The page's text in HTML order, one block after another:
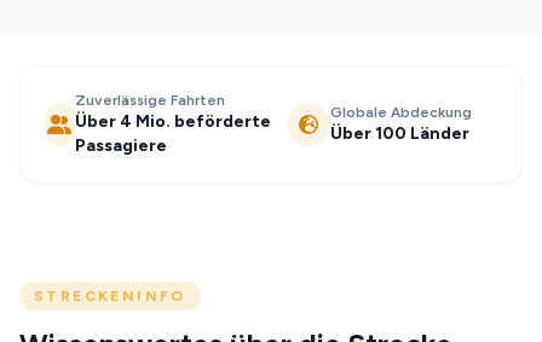
Zuverlässige Fahrten
Über 4 Mio. beförderte
Passagiere
Globale Abdeckung
Über 100 Länder
STRECKENINFO